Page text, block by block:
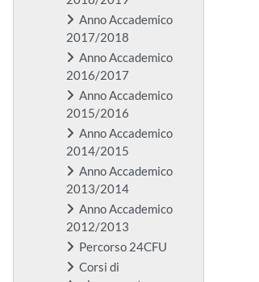
Anno Accademico
2017/2018
Anno Accademico
2016/2017
Anno Accademico
2015/2016
Anno Accademico
2014/2015
Anno Accademico
2013/2014
Anno Accademico
2012/2013
Percorso 24CFU
Corsi di